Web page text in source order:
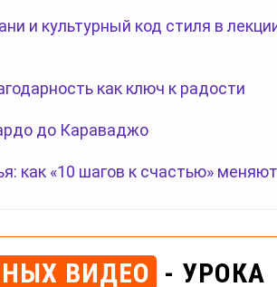
и культурный код стиля в
как ключ к радости
до Караваджо
как «10 шагов к счастью»
ВИДЕО - УРОКА